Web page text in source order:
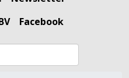
Facebook